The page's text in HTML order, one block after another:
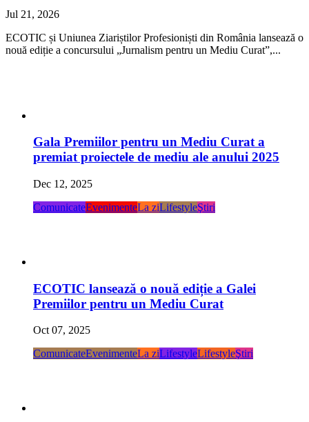
Jul 21, 2026
ECOTIC și Uniunea Ziariștilor Profesioniști din România lansează o
nouă ediție a concursului „Jurnalism pentru un Mediu Curat”,...
Gala Premiilor pentru un Mediu Curat a
premiat proiectele de mediu ale anului 2025
Dec 12, 2025
ComunicateEvenimenteLa ziLifestyleŞtiri
ECOTIC lansează o nouă ediție a Galei
Premiilor pentru un Mediu Curat
Oct 07, 2025
ComunicateEvenimenteLa ziLifestyleLifestyleŞtiri